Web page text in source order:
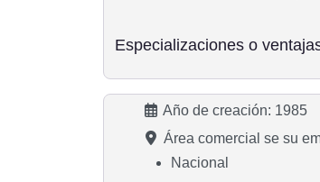
Especializaciones o
Año de creación: 1985
Área comercial se su
Nacional